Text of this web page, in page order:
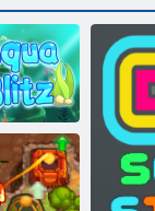
Blitz